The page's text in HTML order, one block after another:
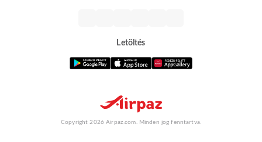
Letöltés
Copyright 2026 Airpaz.com. Minden jog fenntartva.